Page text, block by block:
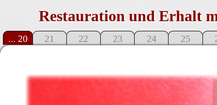
Restauration und Erhalt
... 20 21 22 23 24 25